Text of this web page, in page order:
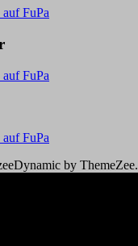
FuPa
FuPa
FuPa
by ThemeZee.